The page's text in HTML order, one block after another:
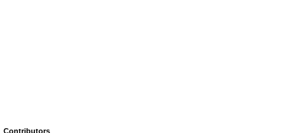
Contributors